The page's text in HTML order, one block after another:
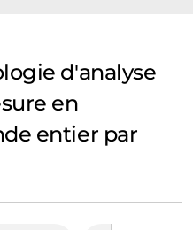
d'analyse
en
entier par